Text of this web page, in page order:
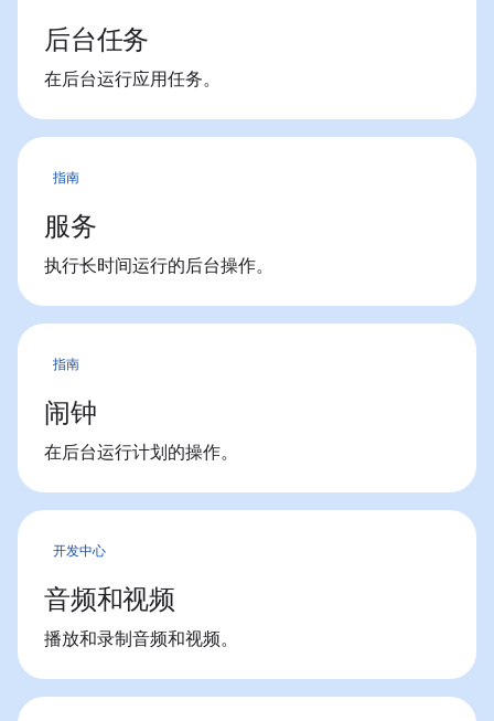
后台任务
在后台运行应用任务。
指南
服务
执行长时间运行的后台操作。
指南
闹钟
在后台运行计划的操作。
开发中心
音频和视频
播放和录制音频和视频。